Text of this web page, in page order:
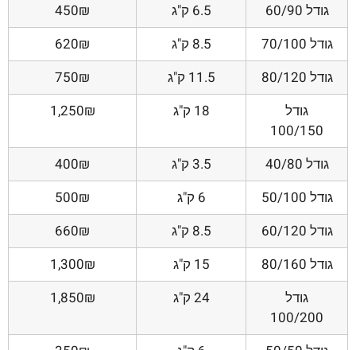
גודל 60/90
6.5 ק"ג
450₪
גודל 70/100
8.5 ק"ג
620₪
גודל 80/120
11.5 ק"ג
750₪
גודל
100/150
18 ק"ג 1,250₪
גודל 40/80 3.5 ק"ג
400₪
גודל 50/100
6 ק"ג
500₪
גודל 60/120
8.5 ק"ג
660₪
גודל 80/160
15 ק"ג
1,300₪
גודל
100/200
24 ק"ג 1,850₪